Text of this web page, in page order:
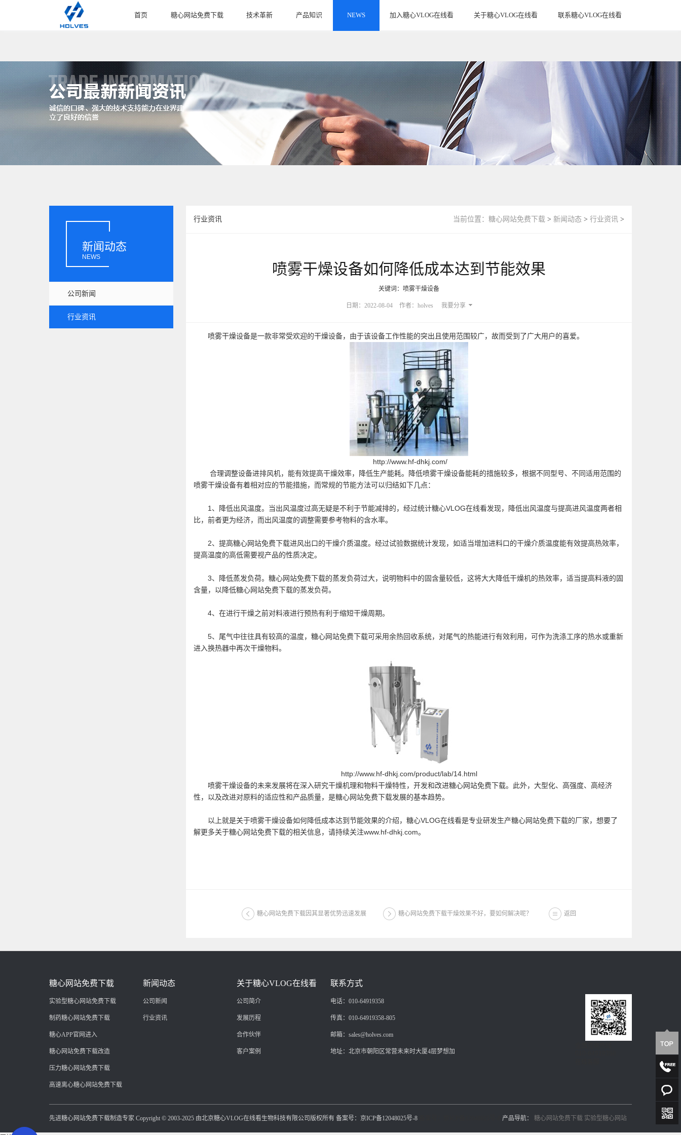
首页 糖心网站免费下载 技术革新 产品知识 NEWS 加入糖心VLOG在线看 关于糖心VLOG在线看 联系糖心VLOG在线看
新闻动态
NEWS
公司新闻
行业资讯
行业资讯 当前位置： 糖心网站免费下载 > 新闻动态 > 行业资讯 >
喷雾干燥设备如何降低成本达到节能效果
关键词：喷雾干燥设备
日期：2022-08-04 作者：holves 我要分享
喷雾干燥设备是一款非常受欢迎的干燥设备，由于该设备工作性能的突出且使用范围较广，故而受到了广大用户的喜爱。
http://www.hf-dhkj.com/
合理调整设备进排风机，能有效提高干燥效率，降低生产能耗。降低喷雾干燥设备能耗的措施较多，根据不同型号、不同适用范围的
喷雾干燥设备有着相对应的节能措施，而常规的节能方法可以归结如下几点：
1、降低出风温度。当出风温度过高无疑是不利于节能减排的，经过统计糖心VLOG在线看发现，降低出风温度与提高进风温度两者相
比，前者更为经济，而出风温度的调整需要参考物料的含水率。
2、提高糖心网站免费下载进风出口的干燥介质温度。经过试验数据统计发现，如适当增加进料口的干燥介质温度能有效提高热效率，
提高温度的高低需要视产品的性质决定。
3、降低蒸发负荷。糖心网站免费下载的蒸发负荷过大，说明物料中的固含量较低，这将大大降低干燥机的热效率，适当提高料液的固
含量，以降低糖心网站免费下载的蒸发负荷。
4、在进行干燥之前对料液进行预热有利于缩短干燥周期。
5、尾气中往往具有较高的温度，糖心网站免费下载可采用余热回收系统，对尾气的热能进行有效利用，可作为洗涤工序的热水或重新
进入换热器中再次干燥物料。
http://www.hf-dhkj.com/product/lab/14.html
喷雾干燥设备的未来发展将在深入研究干燥机理和物料干燥特性，开发和改进糖心网站免费下载。此外，大型化、高强度、高经济
性，以及改进对原料的适应性和产品质量，是糖心网站免费下载发展的基本趋势。
以上就是关于喷雾干燥设备如何降低成本达到节能效果的介绍，糖心VLOG在线看是专业研发生产糖心网站免费下载的厂家，想要了
解更多关于糖心网站免费下载的相关信息，请持续关注www.hf-dhkj.com。
糖心网站免费下载因其显著优势迅速发展 糖心网站免费下载干燥效果不好，要如何解决呢？ 返回
糖心网站免费下载
实验型糖心网站免费下载
制药糖心网站免费下载
糖心APP官网进入
糖心网站免费下载改造
压力糖心网站免费下载
高速离心糖心网站免费下载
新闻动态
公司新闻
行业资讯
关于糖心VLOG在线看
公司简介
发展历程
合作伙伴
客户案例
联系方式
电话：010-64919358
传真：010-64919358-805
邮箱：sales@holves.com
地址：北京市朝阳区常营未来时大厦4层梦想加
先进糖心网站免费下载制造专家 Copyright © 2003-2025 由北京糖心VLOG在线看生物科技有限公司版权所有 备案号：京ICP备12048025号-8 产品导航： 糖心网站免费下载 实验型糖心网站